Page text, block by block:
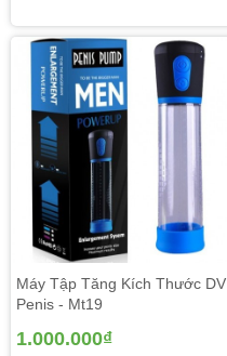
Máy Tập Tăng Kích Thước DV
Penis - Mt19
1.000.000₫